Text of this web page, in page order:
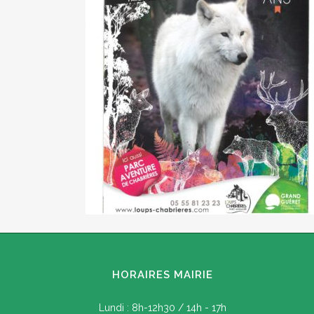
HORAIRES MAIRIE
Lundi : 8h-12h30 / 14h - 17h